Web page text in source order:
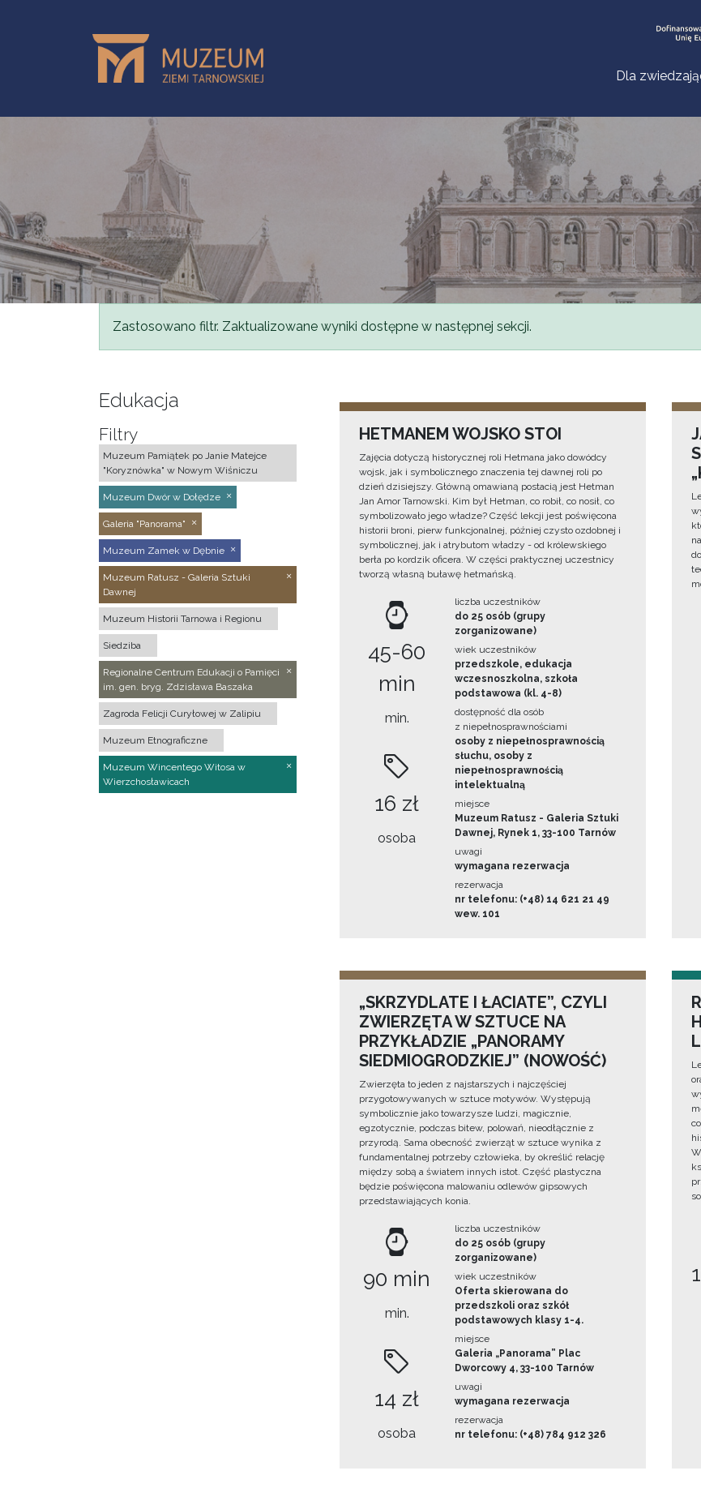
Dla
Komunikat
Zastosowano filtr. Zaktualizowane wyniki dostępne w następnej sekcji.
Edukacja
Filtry
Muzeum Pamiątek po Janie Matejce
"Koryznówka" w Nowym Wiśniczu
Muzeum Dwór w Dołędze
Galeria "Panorama"
Muzeum Zamek w Dębnie
Muzeum Ratusz - Galeria Sztuki
Dawnej
Muzeum Historii Tarnowa i Regionu
Siedziba
Regionalne Centrum Edukacji o Pamięci
im. gen. bryg. Zdzisława Baszaka
Zagroda Felicji Curyłowej w Zalipiu
Muzeum Etnograficzne
Muzeum Wincentego Witosa w
Wierzchosławicach
HETMANEM WOJSKO STOI
Zajęcia dotyczą historycznej roli Hetmana jako dowódcy
wojsk, jak i symbolicznego znaczenia tej dawnej roli po
dzień dzisiejszy. Główną omawianą postacią jest Hetman
Jan Amor Tarnowski. Kim był Hetman, co robił, co nosił, co
symbolizowało jego władze? Część lekcji jest poświęcona
historii broni, pierw funkcjonalnej, później czysto ozdobnej i
symbolicznej, jak i atrybutom władzy - od królewskiego
berła po kordzik oficera. W części praktycznej uczestnicy
tworzą własną buławę hetmańską.
45-60
min
min.
16 zł
osoba
liczba uczestników
do 25 osób (grupy
zorganizowane)
wiek uczestników
przedszkole, edukacja
wczesnoszkolna, szkoła
podstawowa (kl. 4-8)
dostępność dla osób
z niepełnosprawnościami
osoby z niepełnosprawnością
słuchu, osoby z
niepełnosprawnością
intelektualną
miejsce
Muzeum Ratusz - Galeria Sztuki
Dawnej, Rynek 1, 33-100 Tarnów
uwagi
wymagana rezerwacja
rezerwacja
nr telefonu: (+48) 14 621 21 49
wew. 101
„SKRZYDLATE I ŁACIATE”, CZYLI
ZWIERZĘTA W SZTUCE NA
PRZYKŁADZIE „PANORAMY
SIEDMIOGRODZKIEJ” (NOWOŚĆ)
Zwierzęta to jeden z najstarszych i najczęściej
przygotowywanych w sztuce motywów. Występują
symbolicznie jako towarzysze ludzi, magicznie,
egzotycznie, podczas bitew, polowań, nieodłącznie z
przyrodą. Sama obecność zwierząt w sztuce wynika z
fundamentalnej potrzeby człowieka, by określić relację
między sobą a światem innych istot. Część plastyczna
będzie poświęcona malowaniu odlewów gipsowych
przedstawiających konia.
90 min
min.
14 zł
osoba
liczba uczestników
do 25 osób (grupy
zorganizowane)
wiek uczestników
Oferta skierowana do
przedszkoli oraz szkół
podstawowych klasy 1-4.
miejsce
Galeria „Panorama” Plac
Dworcowy 4, 33-100 Tarnów
uwagi
wymagana rezerwacja
rezerwacja
nr telefonu: (+48) 784 912 326